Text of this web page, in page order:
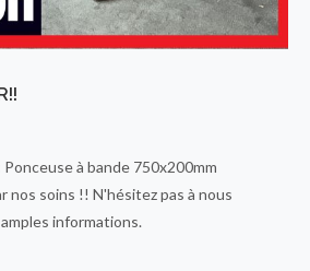
à bande 750x200mm
nos soins !! N'hésitez pas à nous
informations.